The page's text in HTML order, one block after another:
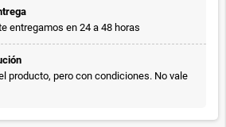
entregamos en 24 a 48 horas
producto, pero con condiciones. No vale